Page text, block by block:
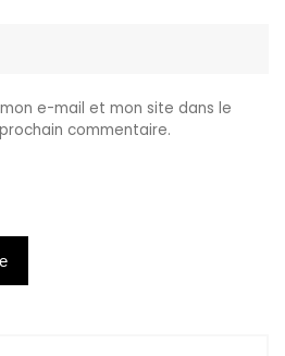
e-mail et mon site dans le
commentaire.